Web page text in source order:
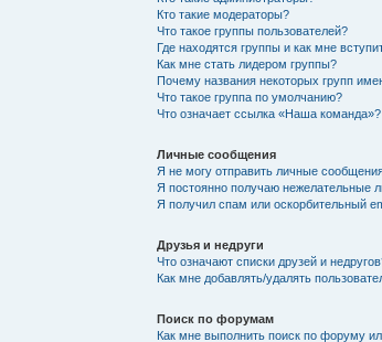
Кто такие модераторы?
Что такое группы пользователей?
Где находятся группы и как мне
Как мне стать лидером группы?
Почему названия некоторых групп
Что такое группа по умолчанию?
Что означает ссылка «Наша команда»?
Личные сообщения
Я не могу отправить личные
Я постоянно получаю нежелательные
Я получил спам или оскорбительный
Друзья и недруги
Что означают списки друзей и
Как мне добавлять/удалять
Поиск по форумам
Как мне выполнить поиск по форуму